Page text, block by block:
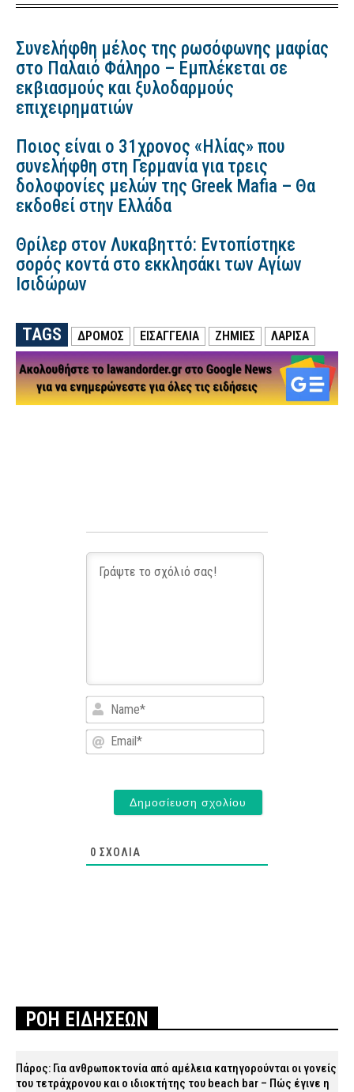
Συνελήφθη μέλος της ρωσόφωνης μαφίας
στο Παλαιό Φάληρο – Εμπλέκεται σε
εκβιασμούς και ξυλοδαρμούς
επιχειρηματιών
Ποιος είναι ο 31χρονος «Ηλίας» που
συνελήφθη στη Γερμανία για τρεις
δολοφονίες μελών της Greek Mafia – Θα
εκδοθεί στην Ελλάδα
Θρίλερ στον Λυκαβηττό: Εντοπίστηκε
σορός κοντά στο εκκλησάκι των Αγίων
Ισιδώρων
TAGS ΔΡΟΜΟΣ ΕΙΣΑΓΓΕΛΙΑ ΖΗΜΙΕΣ ΛΑΡΙΣΑ
Name*
Email*
0 ΣΧΌΛΙΑ
ΡΟΗ ΕΙΔΗΣΕΩΝ
Πάρος: Για ανθρωποκτονία από αμέλεια κατηγορούνται οι γονείς
του τετράχρονου και ο ιδιοκτήτης του beach bar – Πώς έγινε η